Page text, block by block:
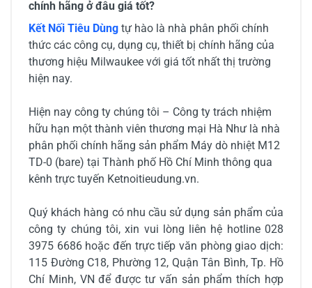
chính hãng ở đâu giá tốt?
Kết Nối Tiêu Dùng tự hào là nhà phân phối chính
thức các công cụ, dụng cụ, thiết bị chính hãng của
thương hiệu Milwaukee với giá tốt nhất thị trường
hiện nay.
Hiện nay công ty chúng tôi – Công ty trách nhiệm
hữu hạn một thành viên thương mại Hà Như là nhà
phân phối chính hãng sản phẩm Máy dò nhiệt M12
TD-0 (bare) tại Thành phố Hồ Chí Minh thông qua
kênh trực tuyến Ketnoitieudung.vn.
Quý khách hàng có nhu cầu sử dụng sản phẩm của
công ty chúng tôi, xin vui lòng liên hệ hotline 028
3975 6686 hoặc đến trực tiếp văn phòng giao dịch:
115 Đường C18, Phường 12, Quận Tân Bình, Tp. Hồ
Chí Minh, VN để được tư vấn sản phẩm thích hợp